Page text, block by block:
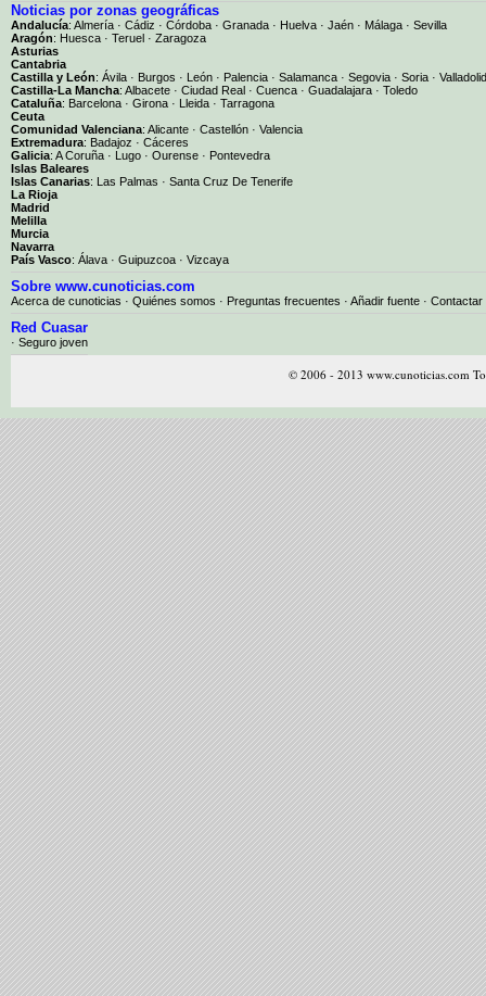
Noticias por zonas geográficas
Andalucía: Almería · Cádiz · Córdoba · Granada · Huelva · Jaén · Málaga · Sevilla
Aragón: Huesca · Teruel · Zaragoza
Asturias
Cantabria
Castilla y León: Ávila · Burgos · León · Palencia · Salamanca · Segovia · Soria · Valladolid
Castilla-La Mancha: Albacete · Ciudad Real · Cuenca · Guadalajara · Toledo
Cataluña: Barcelona · Girona · Lleida · Tarragona
Ceuta
Comunidad Valenciana: Alicante · Castellón · Valencia
Extremadura: Badajoz · Cáceres
Galicia: A Coruña · Lugo · Ourense · Pontevedra
Islas Baleares
Islas Canarias: Las Palmas · Santa Cruz De Tenerife
La Rioja
Madrid
Melilla
Murcia
Navarra
País Vasco: Álava · Guipuzcoa · Vizcaya
Sobre www.cunoticias.com
Acerca de cunoticias · Quiénes somos · Preguntas frecuentes · Añadir fuente · Contactar
Red Cuasar
· Seguro joven
© 2006 - 2013 www.cunoticias.com